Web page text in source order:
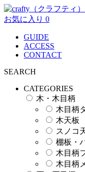
お気に入り 0
GUIDE
ACCESS
CONTACT
SEARCH
CATEGORIES
木・木目柄
木目柄
木天板
スノコ
棚板・
木目柄
木目柄